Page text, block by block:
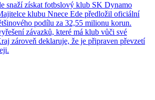
snaží získat fotbslový klub SK Dynamo
klubu Nnece Ede předložil oficiální
podílu za 32,55 milionu korun.
závazků, které má klub vůči své
zároveň deklaruje, že je připraven převzetí